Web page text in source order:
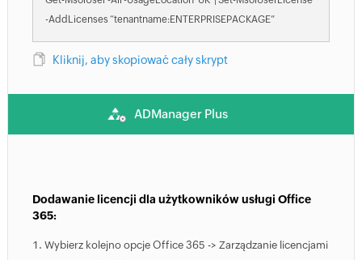
-AddLicenses “tenantname:ENTERPRISEPACKAGE”
Kliknij, aby skopiować cały skrypt
ADManager Plus
Dodawanie licencji dla użytkowników usługi Office
365:
Wybierz kolejno opcje Office 365 -> Zarządzanie licencjami